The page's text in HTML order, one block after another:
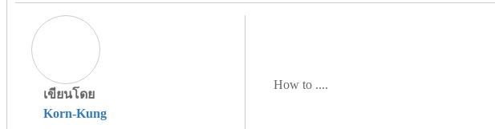
เขียนโดย
Korn-Kung
How to ....